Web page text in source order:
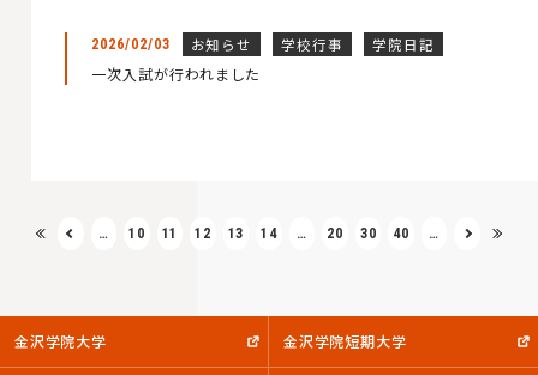
2026/02/03 お知らせ 学校行事 学院日記
一次入試が行われました
… 10 11 12 13 14 … 20 30 40 …
金沢学院大学 金沢学院短期大学